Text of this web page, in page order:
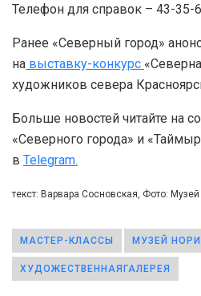
Телефон для справок – 43-35-
Ранее «Северный город»
на выставку-конкурс
художников севера
Больше новостей читайте на
«Северного города» и
в Telegram.
текст: Варвара Сосновская, Фото:
МАСТЕР-КЛАССЫ МУЗЕЙ
ХУДОЖЕСТВЕННАЯГАЛЕРЕЯ